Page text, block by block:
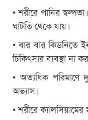
• শরীরে পানির
ঘাটতি থেকে যায়।
• বার বার
চিকিত্‍সার ব্যবস্থা না
• অত্যধিক পরিমাণে
অভ্যাস।
• শরীরে ক্যালসিয়ামের